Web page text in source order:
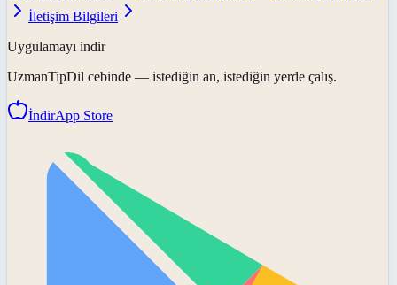
İletişim Bilgileri
Uygulamayı indir
UzmanTipDil cebinde — istediğin an, istediğin yerde çalış.
İndirApp Store